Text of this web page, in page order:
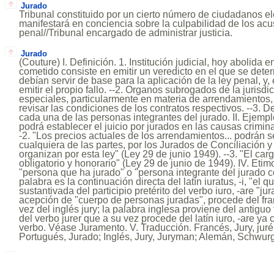
Jurado
Tribunal constituido por un cierto número de ciudadanos
manifestará en conciencia sobre la culpabilidad de los
penal//Tribunal encargado de administrar justicia.
Jurado
(Couture) I. Definición. 1. Institución judicial, hoy abolida
cometido consiste en emitir un veredicto en el que se
debían servir de base para la aplicación de la ley penal,
emitir el propio fallo. --2. Organos subrogados de la
especiales, particularmente en materia de
revisar las condiciones de los contratos respectivos. --3.
cada una de las personas integrantes del jurado. II.
podrá establecer el juicio por jurados en las causas
-2. "Los precios actuales de los arrendamientos... podrán
cualquiera de las partes, por los Jurados de Conciliación
organizan por esta ley" (Ley 29 de junio 1949). --3. "El
obligatorio y honorario" (Ley 29 de junio de 1949). IV.
"persona que ha jurado" o "persona integrante del jurado
palabra es la continuación directa del latín iuratus, -i, "el
sustantivada del participio pretérito del verbo iuro, -are
acepción de "cuerpo de personas juradas", procede del
vez del inglés jury; la palabra inglesa proviene del
del verbo jurer que a su vez procede del latín iuro, -are ya
verbo. Véase Juramento. V. Traducción. Francés, Jury,
Portugués, Jurado; Inglés, Jury, Juryman; Alemán,